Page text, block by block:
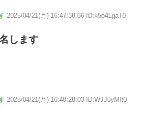
2025/04/21(月) 16:47:38.66 ID:k5o4LgaT0
します
2025/04/21(月) 16:48:28.03 ID:WJJ5yMIt0